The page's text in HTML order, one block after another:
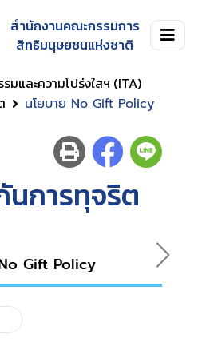
สำนักงานคณะกรรมการ
สิทธิมนุษยชนแห่งชาติ
มและความโปร่งใสฯ (ITA)
นโยบาย No Gift Policy
นการทุจริต
Gift Policy